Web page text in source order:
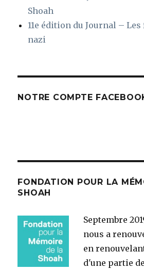
Shoah
11e édition du Journal –
nazi
NOTRE COMPTE
FONDATION POUR LA
SHOAH
Septembre
nous a
en
d'une partie